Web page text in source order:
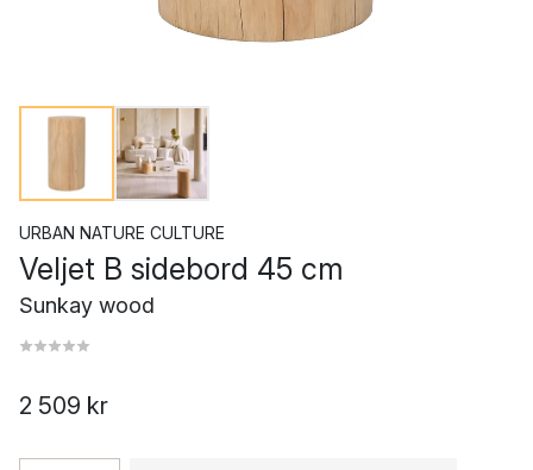
URBAN NATURE CULTURE
Veljet B sidebord 45 cm
Sunkay wood
2 509 kr